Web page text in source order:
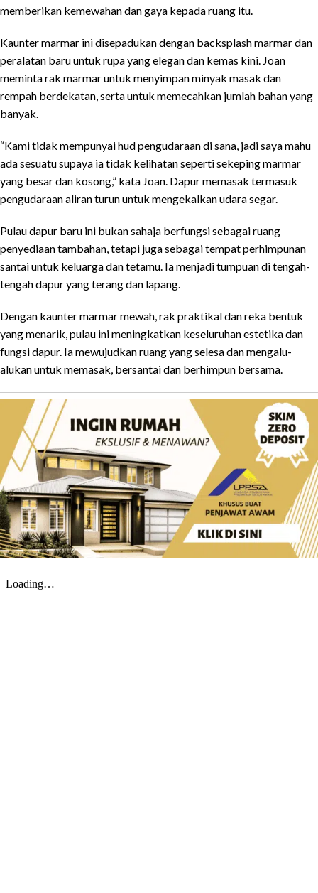
memberikan kemewahan dan gaya kepada ruang itu.
Kaunter marmar ini disepadukan dengan backsplash marmar dan
peralatan baru untuk rupa yang elegan dan kemas kini. Joan
meminta rak marmar untuk menyimpan minyak masak dan
rempah berdekatan, serta untuk memecahkan jumlah bahan yang
banyak.
“Kami tidak mempunyai hud pengudaraan di sana, jadi saya mahu
ada sesuatu supaya ia tidak kelihatan seperti sekeping marmar
yang besar dan kosong,” kata Joan. Dapur memasak termasuk
pengudaraan aliran turun untuk mengekalkan udara segar.
Pulau dapur baru ini bukan sahaja berfungsi sebagai ruang
penyediaan tambahan, tetapi juga sebagai tempat perhimpunan
santai untuk keluarga dan tetamu. Ia menjadi tumpuan di tengah-
tengah dapur yang terang dan lapang.
Dengan kaunter marmar mewah, rak praktikal dan reka bentuk
yang menarik, pulau ini meningkatkan keseluruhan estetika dan
fungsi dapur. Ia mewujudkan ruang yang selesa dan mengalu-
alukan untuk memasak, bersantai dan berhimpun bersama.